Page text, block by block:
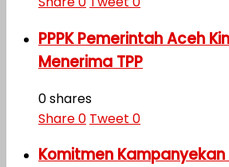
PPPK Pemerintah Aceh
Menerima TPP
0 shares
Share0 Tweet 0
Komitmen Kampanyekan